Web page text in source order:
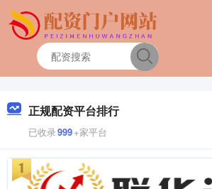
正规配资平台排行
已收录999+家平台